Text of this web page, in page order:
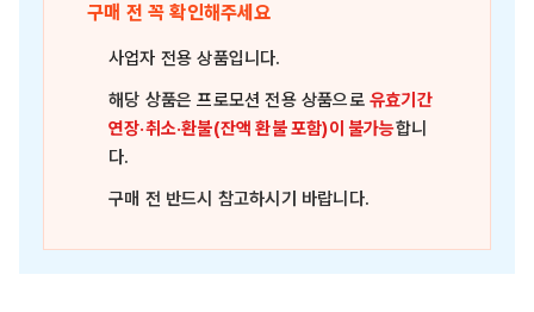
구매 전 꼭 확인해주세요
사업자 전용 상품입니다.
해당 상품은프로모션 전용 상품으로유효기간
연장·취소·환불(잔액 환불 포함)이 불가능합니
다.
구매 전 반드시 참고하시기 바랍니다.